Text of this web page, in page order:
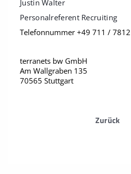
Justin Walter
Personalreferent Recruiting
Telefonnummer +49 711 /
terranets bw GmbH
Am Wallgraben 135
70565 Stuttgart
Zurück